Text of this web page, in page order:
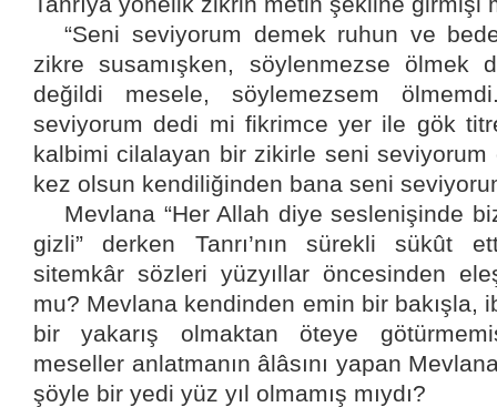
“Seni seviyorum demek ruhun ve
zikre susamışken, söylenmezse ölmek
değildi mesele, söylemezsem
seviyorum dedi mi fikrimce yer ile gök
kalbimi cilalayan bir zikirle seni seviyorum
kez olsun kendiliğinden bana seni
Mevlana “Her Allah diye seslenişinde
gizli” derken Tanrı’nın sürekli sükût
sitemkâr sözleri yüzyıllar öncesinden
mu? Mevlana kendinden emin bir bakışla,
bir yakarış olmaktan öteye
meseller anlatmanın âlâsını yapan
şöyle bir yedi yüz yıl olmamış mıydı?